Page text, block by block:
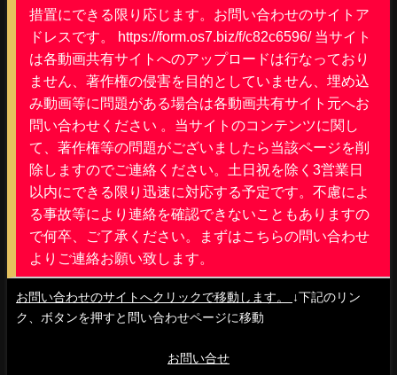
措置にできる限り応じます。お問い合わせのサイトア
ドレスです。 https://form.os7.biz/f/c82c6596/ 当サイト
は各動画共有サイトへのアップロードは行なっており
ません、著作権の侵害を目的としていません、埋め込
み動画等に問題がある場合は各動画共有サイト元へお
問い合わせください 。当サイトのコンテンツに関し
て、著作権等の問題がございましたら当該ページを削
除しますのでご連絡ください。土日祝を除く3営業日
以内にできる限り迅速に対応する予定です。不慮によ
る事故等により連絡を確認できないこともありますの
で何卒、ご了承ください。まずはこちらの問い合わせ
よりご連絡お願い致します。
お問い合わせのサイトへクリックで移動します。
↓下記のリン
ク、ボタンを押すと問い合わせページに移動
お問い合せ